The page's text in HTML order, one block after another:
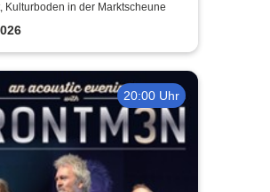
Kulturboden in der Marktscheune
20:00 Uhr